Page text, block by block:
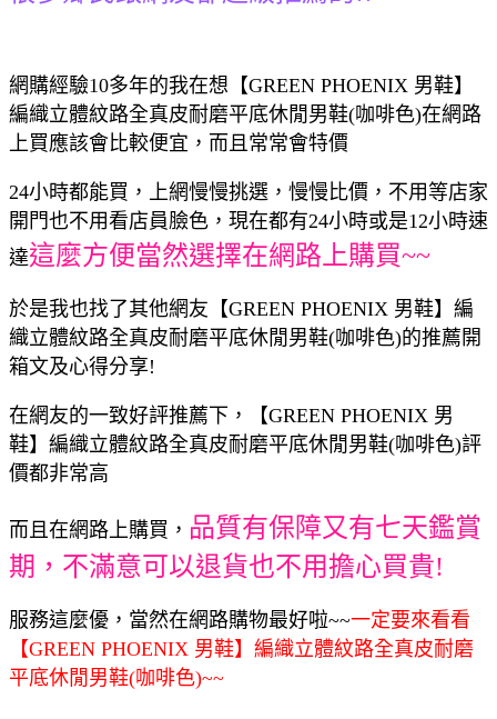
網購經驗10多年的我在想【GREEN PHOENIX 男鞋】
編織立體紋路全真皮耐磨平底休閒男鞋(咖啡色)在網路
上買應該會比較便宜，而且常常會特價
24小時都能買，上網慢慢挑選，慢慢比價，不用等店家
開門也不用看店員臉色，現在都有24小時或是12小時速
達這麼方便當然選擇在網路上購買~~
於是我也找了其他網友【GREEN PHOENIX 男鞋】編
織立體紋路全真皮耐磨平底休閒男鞋(咖啡色)的推薦開
箱文及心得分享!
在網友的一致好評推薦下，【GREEN PHOENIX 男
鞋】編織立體紋路全真皮耐磨平底休閒男鞋(咖啡色)評
價都非常高
而且在網路上購買， 品質有保障又有七天鑑賞
期，不滿意可以退貨也不用擔心買貴!
服務這麼優，當然在網路購物最好啦~~一定要來看看
【GREEN PHOENIX 男鞋】編織立體紋路全真皮耐磨
平底休閒男鞋(咖啡色)~~